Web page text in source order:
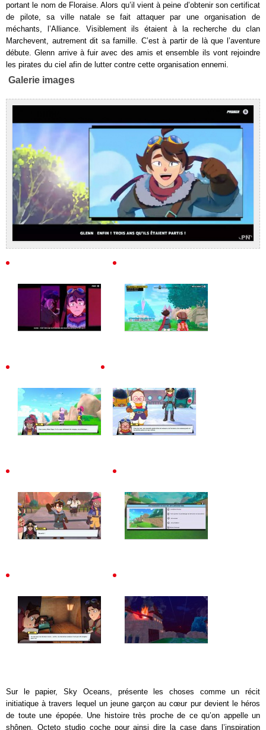
portant le nom de Floraise. Alors qu’il vient à peine d’obtenir son certificat
de pilote, sa ville natale se fait attaquer par une organisation de
méchants, l’Alliance. Visiblement ils étaient à la recherche du clan
Marchevent, autrement dit sa famille. C’est à partir de là que l’aventure
débute. Glenn arrive à fuir avec des amis et ensemble ils vont rejoindre
les pirates du ciel afin de lutter contre cette organisation ennemi.
Galerie images
Sur le papier, Sky Oceans, présente les choses comme un récit
initiatique à travers lequel un jeune garçon au cœur pur devient le héros
de toute une épopée. Une histoire très proche de ce qu’on appelle un
shônen. Octeto studio coche pour ainsi dire la case dans l’inspiration